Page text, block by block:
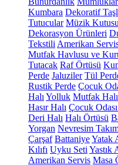
Kumbara Dekoratif
Tutucular Müzik Kutusu
Dekorasyon Ürünleri
Tekstili Amerikan
Mutfak Havlusu ve
Tutacak Raf Örtüsü
Perde Jaluziler Tül
Rustik Perde Çocuk
Halı Yolluk Mutfak
Hasır Halı Çocuk Odası
Deri Halı Halı Örtüsü
Yorgan Nevresim
Çarşaf BattaniyeYatak
Kılıfı Uyku Seti Yastık
Amerikan Servis Masa